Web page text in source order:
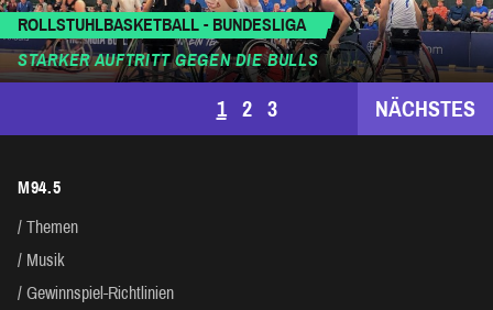
ROLLSTUHLBASKETBALL - BUNDESLIGA
STARKER AUFTRITT GEGEN DIE BULLS
SEITENNUMMERIERUNG
BEITRÄGE
1 2 3 NÄCHSTES
M94.5
Themen
Musik
Gewinnspiel-Richtlinien